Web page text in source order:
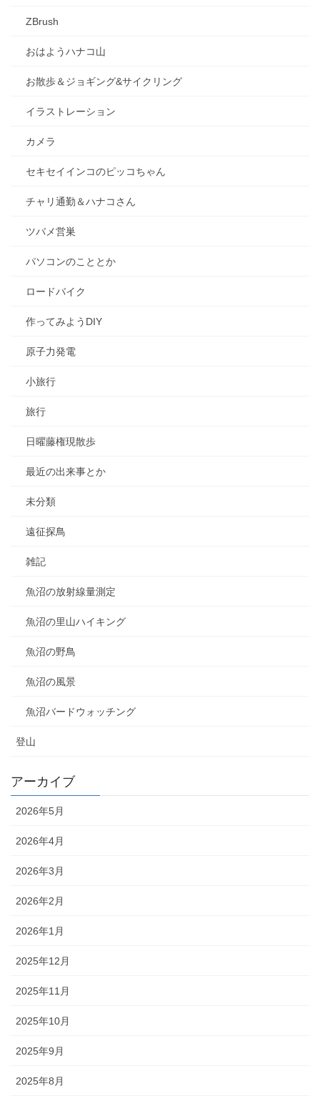
ZBrush
おはようハナコ山
お散歩＆ジョギング&サイクリング
イラストレーション
カメラ
セキセイインコのピッコちゃん
チャリ通勤＆ハナコさん
ツバメ営巣
パソコンのこととか
ロードバイク
作ってみようDIY
原子力発電
小旅行
旅行
日曜藤権現散歩
最近の出来事とか
未分類
遠征探鳥
雑記
魚沼の放射線量測定
魚沼の里山ハイキング
魚沼の野鳥
魚沼の風景
魚沼バードウォッチング
登山
アーカイブ
2026年5月
2026年4月
2026年3月
2026年2月
2026年1月
2025年12月
2025年11月
2025年10月
2025年9月
2025年8月